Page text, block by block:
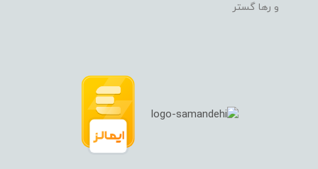
و رها گستر